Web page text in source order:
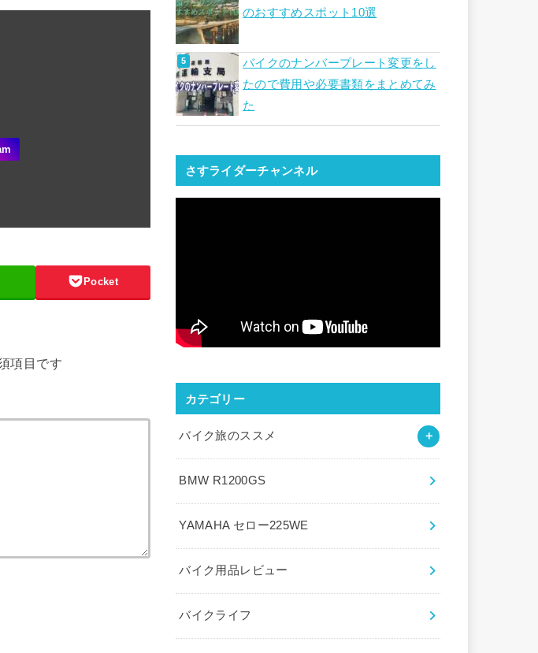
Pocket
項目です
のおすすめスポット10選
バイクのナンバープレート変更をし
たので費用や必要書類をまとめてみ
た
さすライダーチャンネル
カテゴリー
バイク旅のススメ
BMW R1200GS
YAMAHA セロー225WE
バイク用品レビュー
バイクライフ